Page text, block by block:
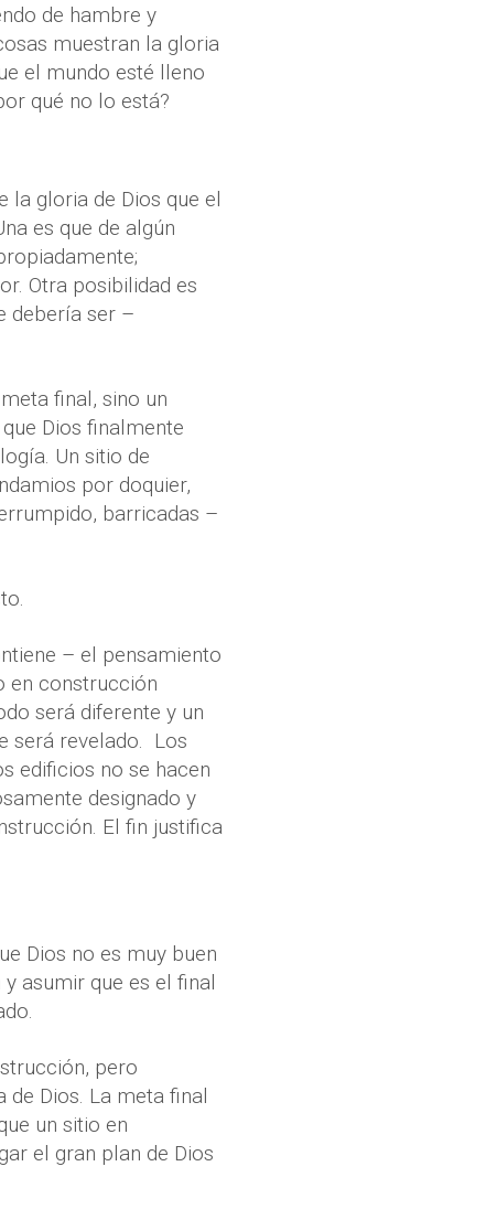
de hambre y
muestran la gloria
el mundo esté lleno
qué no lo está?
la gloria de Dios que el
es que de algún
Otra posibilidad es
debería ser –
final, sino un
Dios finalmente
Un sitio de
por doquier,
barricadas –
– el pensamiento
en construcción
será diferente y un
será revelado. Los
edificios no se hacen
designado y
El fin justifica
Dios no es muy buen
asumir que es el final
pero
Dios. La meta final
un sitio en
el gran plan de Dios